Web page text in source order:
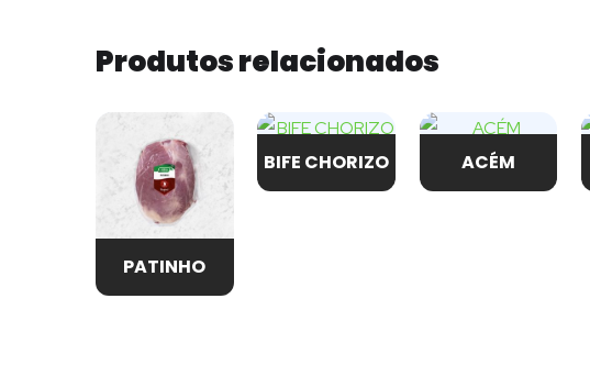
Produtos relacionados
PATINHO
BIFE CHORIZO ACÉM